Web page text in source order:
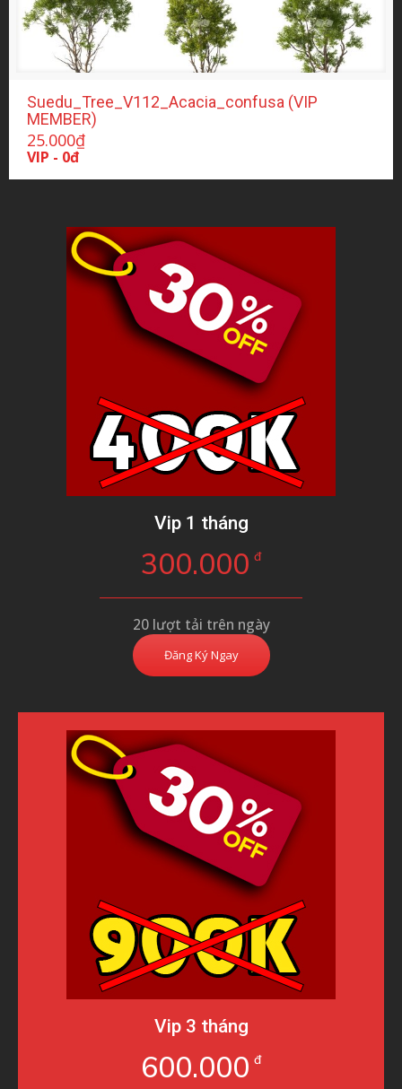
Suedu_Tree_V112_Acacia_confusa (VIP
MEMBER)
25.000₫
VIP - 0đ
Vip 1 tháng
300.000 đ
20 lượt tải trên ngày
Đăng Ký Ngay
Vip 3 tháng
600.000 đ